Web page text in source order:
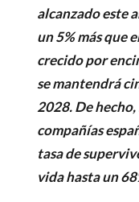
alcanzado este
un 5% más que
crecido por
se mantendrá
2028. De
compañías
tasa de
vida hasta un